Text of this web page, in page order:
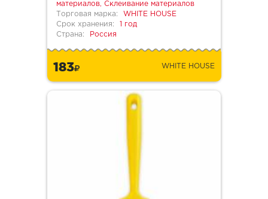
материалов, Склеивание материалов
Торговая марка:
WHITE HOUSE
Срок хранения:
1 год
Страна:
Россия
183 WHITE HOUSE